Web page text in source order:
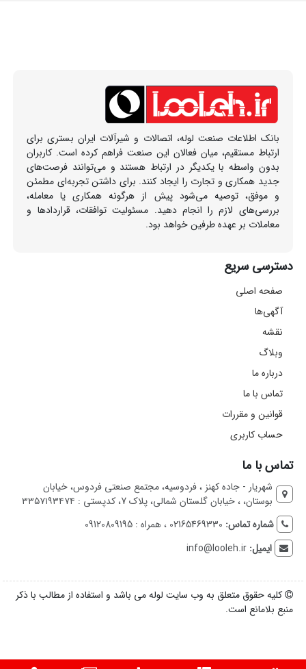
بانک اطلاعات صنعت لوله، اتصالات و شیرآلات ایران بستری برای
ارتباط مستقیم، میان فعالان این صنعت فراهم کرده است. کاربران
بدون واسطه با یکدیگر در ارتباط هستند و می‌توانند فرصت‌های
جدید همکاری و تجارت را ایجاد کنند. برای داشتن تجربه‌ای مطمئن
و موفق، توصیه می‌شود پیش از هرگونه همکاری یا معامله،
بررسی‌های لازم را انجام دهید. مسئولیت توافقات، قراردادها و
معاملات بر عهده طرفین خواهد بود.
دسترسی سریع
صفحه اصلی
آگهی‌ها
نقشه
وبلاگ
درباره ما
تماس با ما
قوانین و مقررات
حساب کاربری
تماس با ما
شهریار - جاده کهنز ، فردوسیه، مجتمع صنعتی فردوس، خیابان
بوستان، ، خیابان گلستان شمالی، پلاک 7، کدپستی : ۳۳۵۷۱۹۳۴۷۴
شماره تماس: 02165469330 ، همراه : 09120809195
ایمیل:info@looleh.ir
کلیه حقوق متعلق به وب سایت لوله می باشد و استفاده از مطالب با ذکر
منبع بلامانع است.